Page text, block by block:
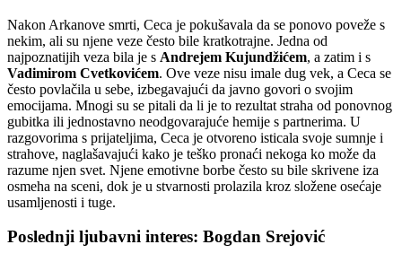
Nakon Arkanove smrti, Ceca je pokušavala da se ponovo poveže s
nekim, ali su njene veze često bile kratkotrajne. Jedna od
najpoznatijih veza bila je s Andrejem Kujundžićem, a zatim i s
Vadimirom Cvetkovićem. Ove veze nisu imale dug vek, a Ceca se
često povlačila u sebe, izbegavajući da javno govori o svojim
emocijama. Mnogi su se pitali da li je to rezultat straha od ponovnog
gubitka ili jednostavno neodgovarajuće hemije s partnerima. U
razgovorima s prijateljima, Ceca je otvoreno isticala svoje sumnje i
strahove, naglašavajući kako je teško pronaći nekoga ko može da
razume njen svet. Njene emotivne borbe često su bile skrivene iza
osmeha na sceni, dok je u stvarnosti prolazila kroz složene osećaje
usamljenosti i tuge.
Poslednji ljubavni interes: Bogdan Srejović